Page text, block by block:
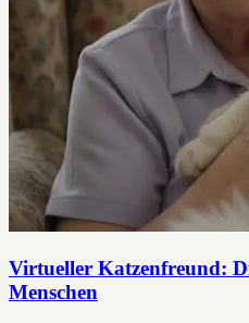
Virtueller Katzenfreund:
Menschen